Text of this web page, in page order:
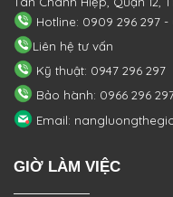
Hotline: 0909 296 297 -
Liên hệ tư vấn
Kỹ thuật: 0947 296 297
Bảo hành: 0966 296
Email:
GIỜ LÀM VIỆC